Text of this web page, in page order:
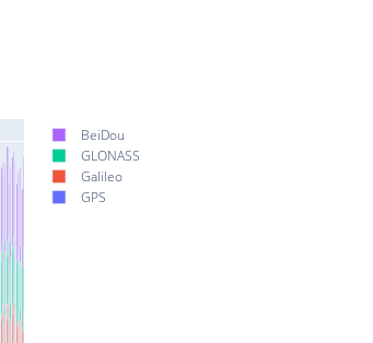
BeiDou
GLONASS
Galileo
GPS